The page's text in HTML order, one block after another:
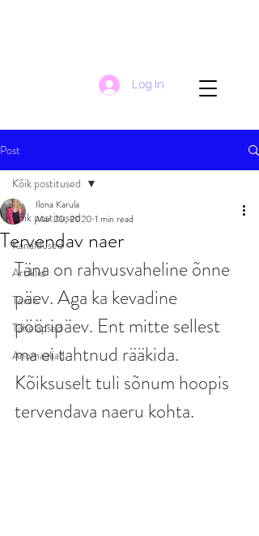
Log In
Post
Kõik postitused
Kanaldused
Artiklid
Tervis
Tähelapsed
Anomaaliad
Kõik postitused
Tervendav naer
Ilona Karula
Mar 20, 2020 1 min read
Täna on rahvusvaheline õnne
päev. Aga ka kevadine
pööripäev. Ent mitte sellest
ma ei tahtnud rääkida.
Kõiksuselt tuli sõnum hoopis
tervendava naeru kohta.